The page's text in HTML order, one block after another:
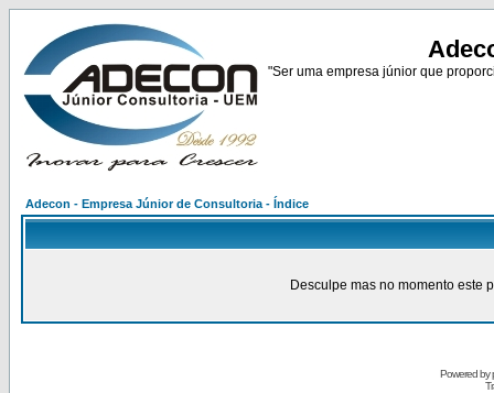
"Ser uma empresa júnior que
Adecon - Empresa Júnior de Consultoria - Índice
Desculpe mas no momento este
Powered by